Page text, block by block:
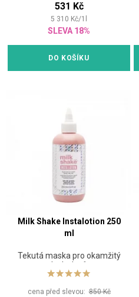
531 Kč
5 310 Kč/1
SLEVA 18%
DO KOŠÍKU
Milk Shake Instalotion 250
ml
Tekutá maska pro okamžitý
lesk vlasů
cena před slevou:850 Kč